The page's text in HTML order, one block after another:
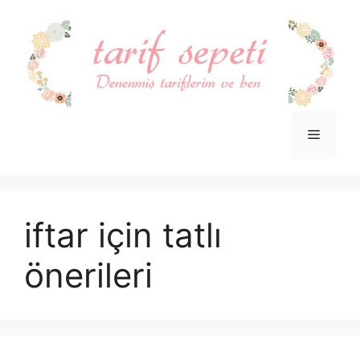
Menü
iftar için tatlı
önerileri